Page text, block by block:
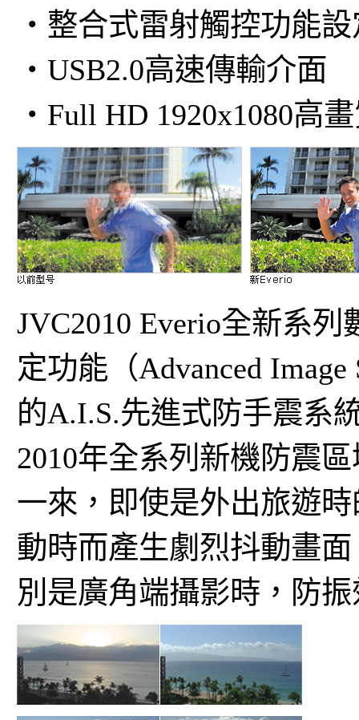
・整合式雷射觸控功能
・USB2.0高速傳輸介面
・Full HD 1920x1080高
JVC2010 Everio全新系
定功能（Advanced
的A.I.S.先進式防手震系
2010年全系列新機防震
一來，即使是外出旅遊
動時而產生劇烈抖動畫
別是廣角端攝影時，防